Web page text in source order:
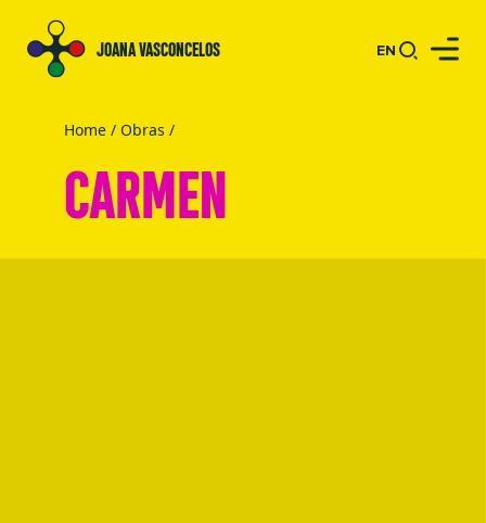
JOANA VASCONCELOS EN
Home / Obras /
CARMEN